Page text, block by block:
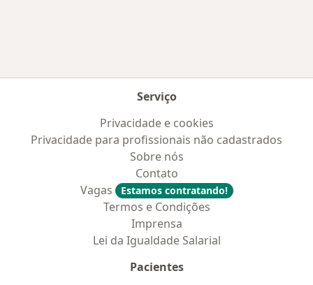
Serviço
Privacidade e cookies
Privacidade para profissionais não cadastrados
Sobre nós
Contato
Vagas
Estamos contratando!
Termos e Condições
Imprensa
Lei da Igualdade Salarial
Pacientes